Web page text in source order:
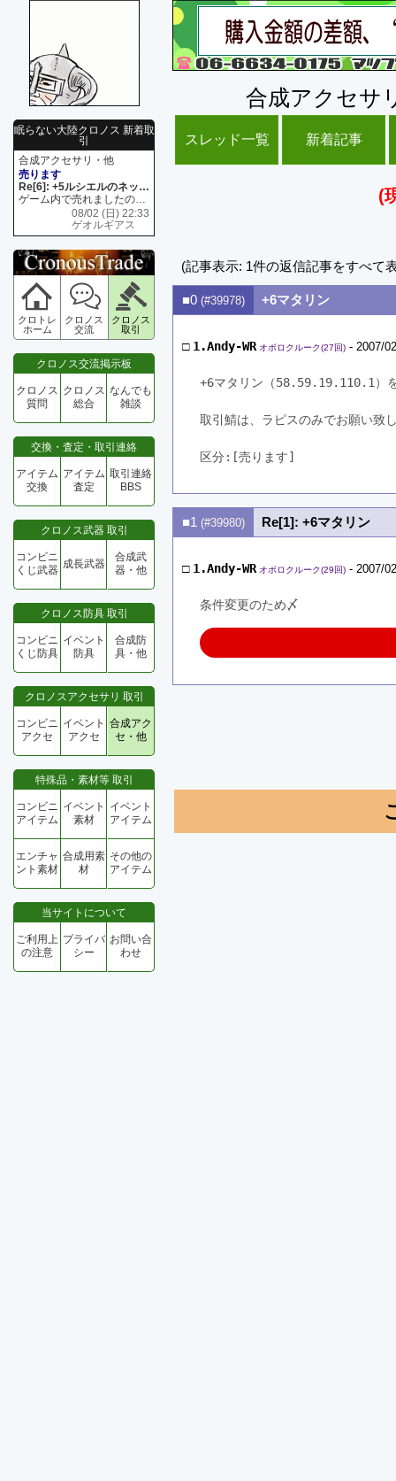
眠らない大陸クロノス 新着取
引
合成アクセサリ・他
売ります
Re[6]: +5ルシエルのネックレス
ゲーム内で売れましたので 在庫がネク1 リング4 となります リングのお値段は80G といたします
08/02 (日) 22:33
ゲオルギアス
クロトレ
ホーム
クロノス
交流
クロノス
取引
クロノス交流掲示板
クロノス
質問
クロノス
総合
なんでも
雑談
交換・査定・取引連絡
アイテム
交換
アイテム
査定
取引連絡
BBS
クロノス武器 取引
コンビニ
くじ武器 成長武器
合成武
器・他
クロノス防具 取引
コンビニ
くじ防具
イベント
防具
合成防
具・他
クロノスアクセサリ 取引
コンビニ
アクセ
イベント
アクセ
合成アク
セ・他
特殊品・素材等 取引
コンビニ
アイテム
イベント
素材
イベント
アイテム
エンチャ
ント素材
合成用素
材
その他の
アイテム
当サイトについて
ご利用上
の注意
プライバ
シー
お問い合
わせ
合成アクセサ
スレッド一覧 新着記事
(
(記事表示: 1件の返信記事をすべて
■0 (#39978) +6マタリン
□ 1.Andy-WR オボロクルーク(27回) - 2007/
+6マタリン（58.59.19.110.1）
取引鯖は、ラピスのみでお願い致
区分:[売ります]
■1 (#39980) Re[1]: +6マタリン
□ 1.Andy-WR オボロクルーク(29回) - 2007/
条件変更のため〆